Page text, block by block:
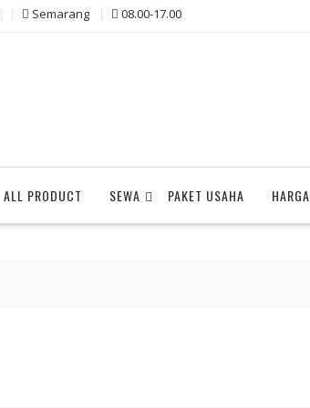
Semarang 08.00-17.00
ALL PRODUCT SEWA PAKET USAHA HARGA